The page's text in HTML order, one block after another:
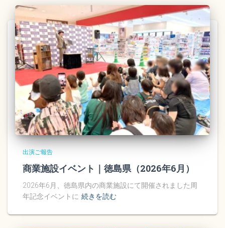
出演ご報告
商業施設イベント｜徳島県（2026年6月）
2026年6月、徳島県内の商業施設にて開催されました周
年記念イベントに 続きを読む